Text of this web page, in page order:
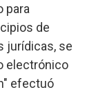
para
de
jurídicas, se
electrónico
efectuó